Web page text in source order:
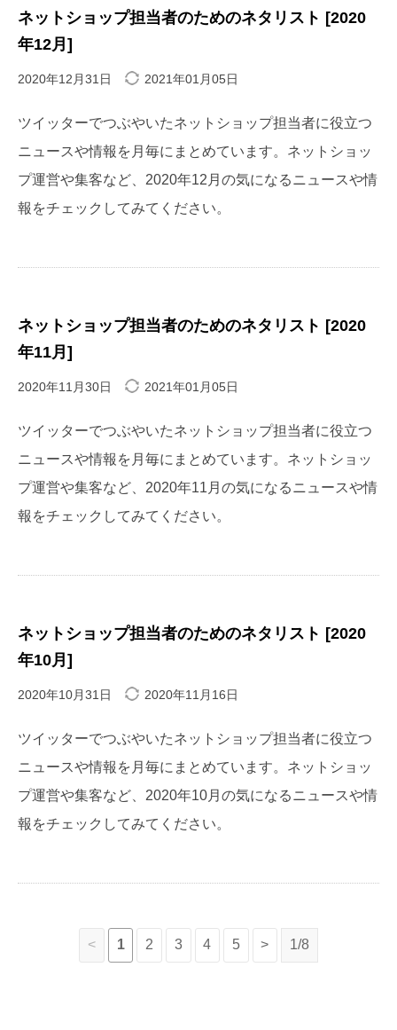
ネットショップ担当者のためのネタリスト [2020
年12月]
2020年12月31日 2021年01月05日
ツイッターでつぶやいたネットショップ担当者に役立つ
ニュースや情報を月毎にまとめています。ネットショッ
プ運営や集客など、2020年12月の気になるニュースや情
報をチェックしてみてください。
ネットショップ担当者のためのネタリスト [2020
年11月]
2020年11月30日 2021年01月05日
ツイッターでつぶやいたネットショップ担当者に役立つ
ニュースや情報を月毎にまとめています。ネットショッ
プ運営や集客など、2020年11月の気になるニュースや情
報をチェックしてみてください。
ネットショップ担当者のためのネタリスト [2020
年10月]
2020年10月31日 2020年11月16日
ツイッターでつぶやいたネットショップ担当者に役立つ
ニュースや情報を月毎にまとめています。ネットショッ
プ運営や集客など、2020年10月の気になるニュースや情
報をチェックしてみてください。
< 1 2 3 4 5 > 1/8